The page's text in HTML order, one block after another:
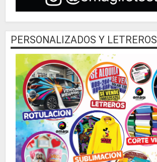
PERSONALIZADOS Y LETREROS